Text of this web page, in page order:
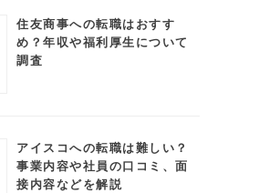
住友商事への転職はおすす
め？年収や福利厚生について
調査
アイスコへの転職は難しい？
事業内容や社員の口コミ、面
接内容などを解説